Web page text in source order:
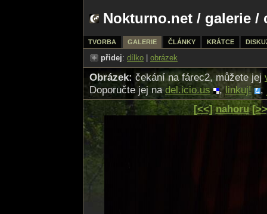
Nokturno.net / galerie /
TVORBA GALERIE ČLÁNKY KRÁTCE
přidej: dílko obrázek
Obrázek: čekání na fárec2, můžete jej
Doporučte jej nadel.icio.us ,linkuj! ,
[<<] nahoru